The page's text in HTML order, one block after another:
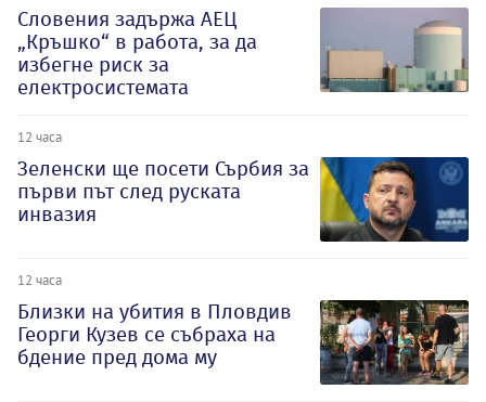
Словения задържа АЕЦ
„Кръшко“ в работа, за да
избегне риск за
електросистемата
12 часа
Зеленски ще посети Сърбия за
първи път след руската
инвазия
12 часа
Близки на убития в Пловдив
Георги Кузев се събраха на
бдение пред дома му